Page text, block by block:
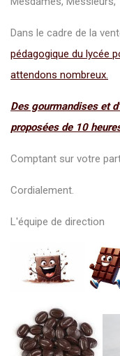
Dans le cadre de la
pédagogique du lycée
attendons nombreux.
Des gourmandises et
proposées de 10
Comptant sur votre
Cordialement.
L'équipe de direction